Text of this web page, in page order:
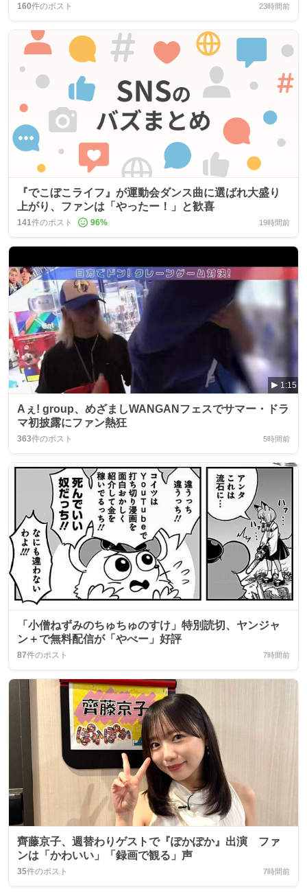
160件のポスト 23時間前
『でこぼこライフ』が運動会ダンス曲に選ばれ大盛り
上がり、ファンは「やったー！」と歓喜
141件のポスト 96% 19時間前
1:15
Aぇ! group、めざましWANGANフェスでサマー・ドラ
マ初披露にファン熱狂
363件のポスト 5時間前
「小僧ねずみのちゅちゅのすけ」特別読切、ヤンジャ
ン＋で無料配信が「やべー」好評
87件のポスト 7時間前
齊藤京子、週替わりゲストで『ぽかぽか』出演 ファ
ンは「かわいい」「録画で観る」声
35件のポスト 7時間前